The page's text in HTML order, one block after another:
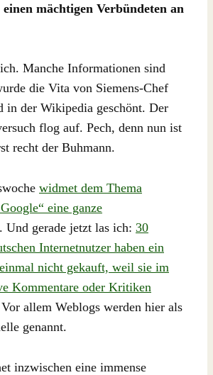
mächtigen Verbündeten an
Manche Informationen sind
die Vita von Siemens-Chef
in der Wikipedia geschönt. Der
flog auf. Pech, denn nun ist
recht der Buhmann.
widmet dem Thema
eine ganze
. Und gerade jetzt las ich: 30
Internetnutzer haben ein
nicht gekauft, weil sie im
Kommentare oder Kritiken
Vor allem Weblogs werden hier als
genannt.
inzwischen eine immense